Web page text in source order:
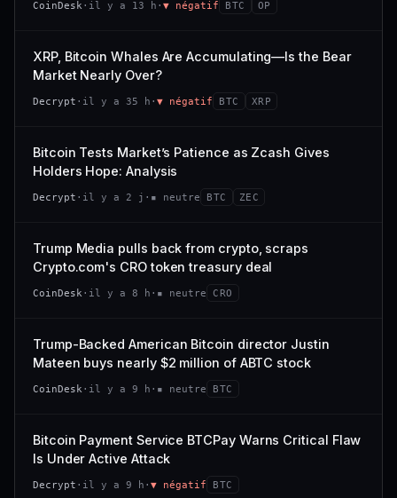
−0,1 % +0,1 %
−0,1 % #29
CONFIANCE
477 M$ 1 464 $
+0,6 % −3,6 %
−94,7 % #102
CONFIANCE
CoinDesk · il y a 13 h · ▼ négatif BTC OP
XRP, Bitcoin Whales Are Accumulating—Is the Bear
Market Nearly Over?
Decrypt · il y a 35 h · ▼ négatif BTC XRP
Bitcoin Tests Market’s Patience as Zcash Gives
Holders Hope: Analysis
Decrypt · il y a 2 j · ▪ neutre BTC ZEC
Trump Media pulls back from crypto, scraps
Crypto.com's CRO token treasury deal
CoinDesk · il y a 8 h · ▪ neutre CRO
Trump-Backed American Bitcoin director Justin
Mateen buys nearly $2 million of ABTC stock
CoinDesk · il y a 9 h · ▪ neutre BTC
Bitcoin Payment Service BTCPay Warns Critical Flaw
Is Under Active Attack
Decrypt · il y a 9 h · ▼ négatif BTC